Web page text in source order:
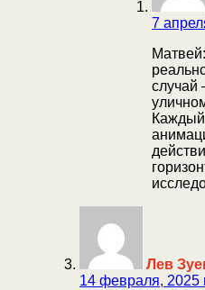
7
случай
Каждый
Лев
14 февраля, 2025